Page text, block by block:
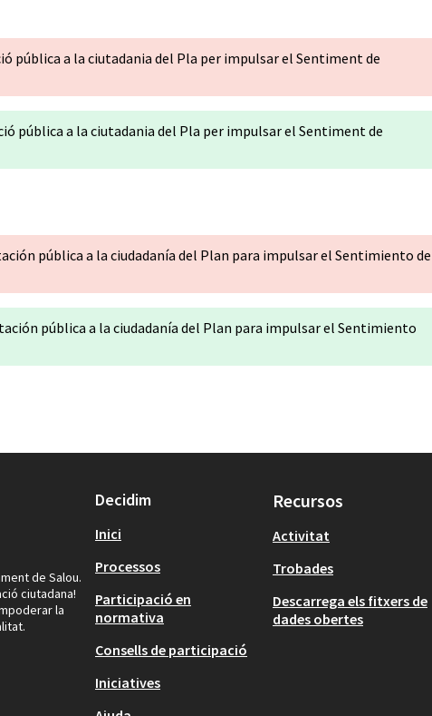
pública a la ciutadania del Pla per impulsar el Sentiment de
pública a la ciutadania del Pla per impulsar el Sentiment de
pública a la ciudadanía del Plan para impulsar el Sentimiento de
pública a la ciudadanía del Plan para impulsar el Sentimiento
de Salou.
ciutadana!
la
Decidim
Inici
Processos
Participació en
normativa
Consells de participació
Iniciatives
Recursos
Activitat
Trobades
Descarrega els fitxers de
dades obertes